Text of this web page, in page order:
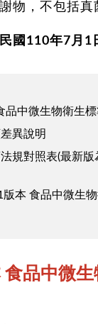
物，不包括真
國110年7月1
品中微生物衛生
異說明
規對照表(最新
版本 食品中微生
品中微